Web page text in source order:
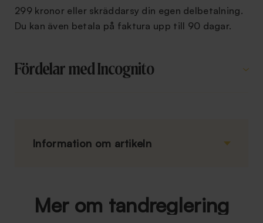
299 kronor eller skräddarsy din egen delbetalning.
Du kan även betala på faktura upp till 90 dagar.
Fördelar med Incognito
Information om artikeln
Mer om tandreglering